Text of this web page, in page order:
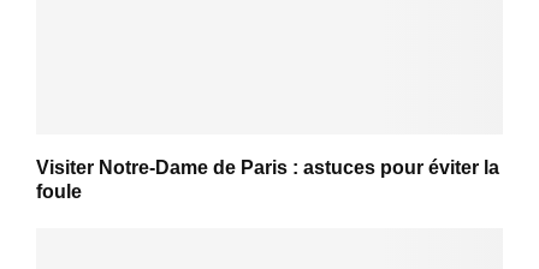
Visiter Notre-Dame de Paris : astuces pour éviter la
foule